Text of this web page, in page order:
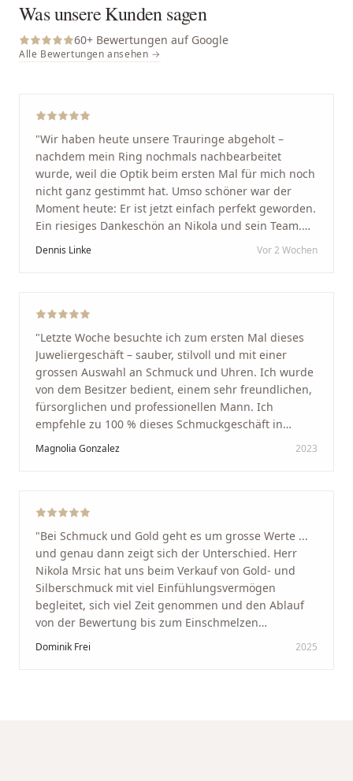
Was unsere Kunden sagen
60+ Bewertungen auf Google
Alle Bewertungen ansehen →
"Wir haben heute unsere Trauringe abgeholt –
nachdem mein Ring nochmals nachbearbeitet
wurde, weil die Optik beim ersten Mal für mich noch
nicht ganz gestimmt hat. Umso schöner war der
Moment heute: Er ist jetzt einfach perfekt geworden.
Ein riesiges Dankeschön an Nikola und sein Team.
Vom ersten Termin an wurden wir jedes Mal
Arbeit und seine Kunden wirklich am Herzen liegen.
Wer Unikate, handwerkliche Qualität, persönlichen
Service und echte Herzlichkeit schätzt, ist hier genau
richtig."
Dennis Linke Vor 2 Wochen
"Letzte Woche besuchte ich zum ersten Mal dieses
Juweliergeschäft – sauber, stilvoll und mit einer
grossen Auswahl an Schmuck und Uhren. Ich wurde
von dem Besitzer bedient, einem sehr freundlichen,
fürsorglichen und professionellen Mann. Ich
empfehle zu 100 % dieses Schmuckgeschäft in
Schaffhausen. Ich selbst war sehr zufrieden und
glücklich mit der Behandlung. Ich danke Ihnen – ich
Magnolia Gonzalez 2023
"Bei Schmuck und Gold geht es um grosse Werte ...
und genau dann zeigt sich der Unterschied. Herr
Nikola Mrsic hat uns beim Verkauf von Gold- und
Silberschmuck mit viel Einfühlungsvermögen
begleitet, sich viel Zeit genommen und den Ablauf
von der Bewertung bis zum Einschmelzen
transparent und angenehm gestaltet. Diskreter,
Dominik Frei 2025